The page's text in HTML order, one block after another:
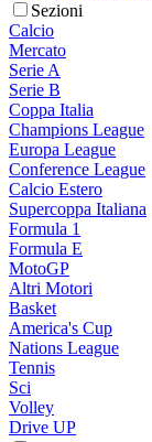
Sezioni
Calcio
Mercato
Serie A
Serie B
Coppa Italia
Champions League
Europa League
Conference League
Calcio Estero
Supercoppa Italiana
Formula 1
Formula E
MotoGP
Altri Motori
Basket
America's Cup
Nations League
Tennis
Sci
Volley
Drive UP